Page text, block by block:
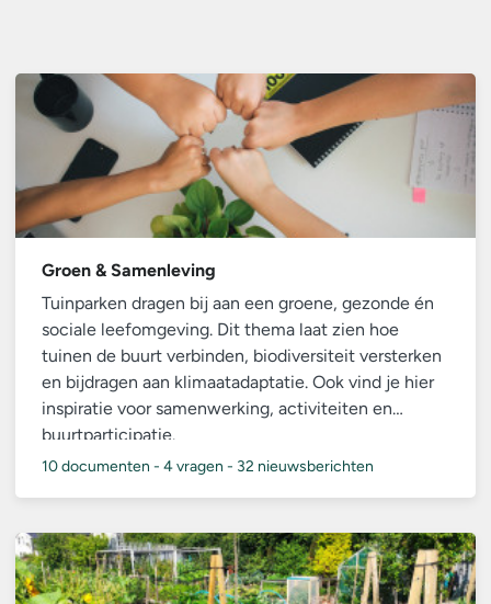
Groen & Samenleving
Tuinparken dragen bij aan een groene, gezonde én
sociale leefomgeving. Dit thema laat zien hoe
tuinen de buurt verbinden, biodiversiteit versterken
en bijdragen aan klimaatadaptatie. Ook vind je hier
inspiratie voor samenwerking, activiteiten en
buurtparticipatie.
10 documenten - 4 vragen - 32 nieuwsberichten